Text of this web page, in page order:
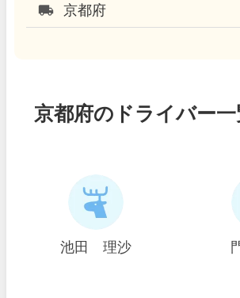
local_shipping 京都府
京都府のドライバー一
池田 理沙